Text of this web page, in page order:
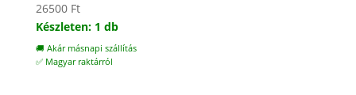
26500 Ft
Készleten: 1 db
🚚 Akár másnapi szállítás
✅ Magyar raktárról